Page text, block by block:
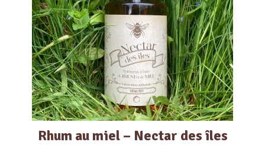
Rhum au miel – Nectar des îles